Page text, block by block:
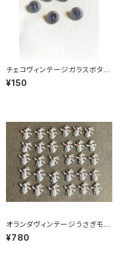
チェコヴィンテージガラスボタン
グレーマーブル
¥150
オランダヴィンテージうさぎモチ
ーフプラパーツ30個セットNo19
9
¥780